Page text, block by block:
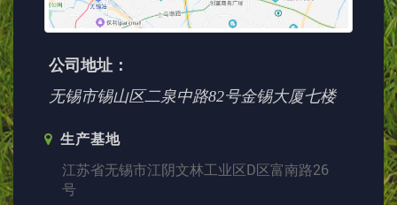
公司地址：
无锡市锡山区二泉中路82号金锡大厦七楼
生产基地
江苏省无锡市江阴文林工业区D区富南路26
号